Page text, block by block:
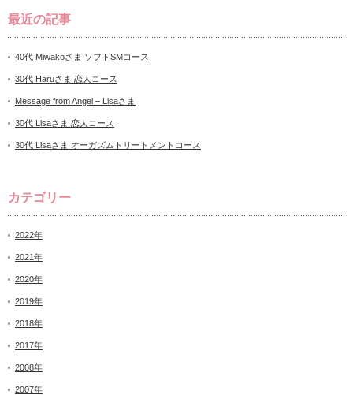
最近の記事
40代 Miwakoさま ソフトSMコース
30代 Haruさま 恋人コース
Message from Angel – Lisaさま
30代 Lisaさま 恋人コース
30代 Lisaさま オーガズムトリートメントコース
カテゴリー
2022年
2021年
2020年
2019年
2018年
2017年
2008年
2007年